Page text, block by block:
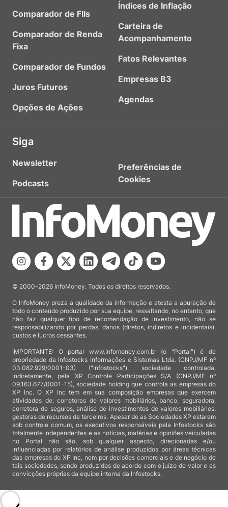
Comparador de FIIs
Comparador de Renda
Fixa
Comparador de Fundos
Juros Futuros
Opções de Ações
Índices de Inflação
Carteira de
Acompanhamento
Fatos Relevantes
Empresas B3
Agendas
Siga
Newsletter
Podcasts
Preferências de
Cookies
© 2000-2026 InfoMoney. Todos os direitos reservados.
O InfoMoney preza a qualidade da informação e atesta a apuração de
todo o conteúdo produzido por sua equipe, ressaltando, no entanto, que
não faz qualquer tipo de recomendação de investimento, não se
responsabilizando por perdas, danos (diretos, indiretos e incidentais),
custos e lucros cessantes.
IMPORTANTE: O portal www.infomoney.com.br (o "Portal") é de
propriedade da Infostocks Informações e Sistemas Ltda. (CNPJ/MF nº
03.082.929/0001-03) ("Infostocks"), sociedade controlada,
indiretamente, pela XP Controle Participações S/A (CNPJ/MF nº
09.163.677/0001-15), sociedade holding que controla as empresas do
XP Inc. O XP Inc tem em sua composição empresas que exercem
atividades de: corretoras de valores mobiliários, banco, seguradora,
corretora de seguros, análise de investimentos de valores mobiliários,
gestoras de recursos de terceiros. Apesar de as Sociedades XP estarem
sob controle comum, os executivos responsáveis pela Infostocks são
totalmente independentes e as notícias, matérias e opiniões veiculadas
no Portal não são, sob qualquer aspecto, direcionadas e/ou
influenciadas por relatórios de análise produzidos por áreas técnicas
das empresas do XP Inc, nem por decisões comerciais e de negócio de
tais sociedades, sendo produzidos de acordo com o juízo de valor e as
convicções próprias da equipe interna da Infostocks.